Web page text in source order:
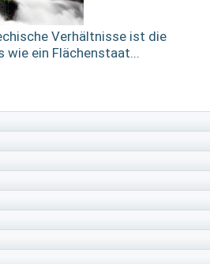
Verhältnisse ist die
wie ein Flächenstaat...